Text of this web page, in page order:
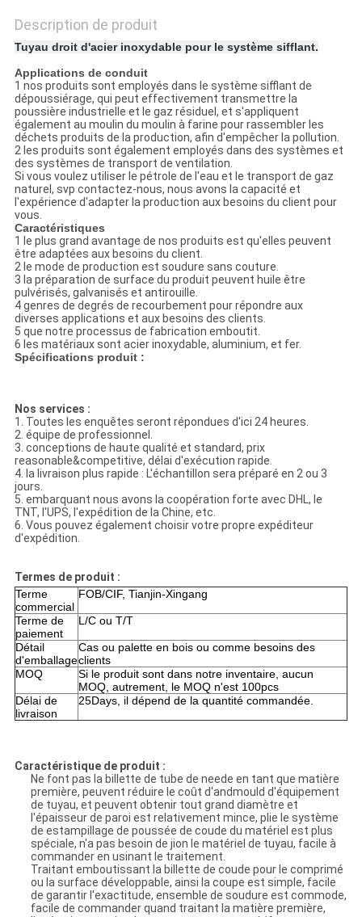
PRIVACY
POLICY
Description de produit
Tuyau droit d'acier inoxydable pour le système sifflant.
Applications de conduit
1 nos produits sont employés dans le système sifflant de
dépoussiérage, qui peut effectivement transmettre la
poussière industrielle et le gaz résiduel, et s'appliquent
également au moulin du moulin à farine pour rassembler les
déchets produits de la production, afin d'empêcher la pollution.
2 les produits sont également employés dans des systèmes et
des systèmes de transport de ventilation.
Si vous voulez utiliser le pétrole de l'eau et le transport de gaz
naturel, svp contactez-nous, nous avons la capacité et
l'expérience d'adapter la production aux besoins du client pour
vous.
Caractéristiques
1 le plus grand avantage de nos produits est qu'elles peuvent
être adaptées aux besoins du client.
2 le mode de production est soudure sans couture.
3 la préparation de surface du produit peuvent huile être
pulvérisés, galvanisés et antirouille.
4 genres de degrés de recourbement pour répondre aux
diverses applications et aux besoins des clients.
5 que notre processus de fabrication emboutit.
6 les matériaux sont acier inoxydable, aluminium, et fer.
Spécifications produit :
Nos services :
1. Toutes les enquêtes seront répondues d'ici 24 heures.
2. équipe de professionnel.
3. conceptions de haute qualité et standard, prix
reasonable&competitive, délai d'exécution rapide.
4. la livraison plus rapide : L'échantillon sera préparé en 2 ou 3
jours.
5. embarquant nous avons la coopération forte avec DHL, le
TNT, l'UPS, l'expédition de la Chine, etc.
6. Vous pouvez également choisir votre propre expéditeur
d'expédition.
Termes de produit :
Terme
commercial
FOB/CIF, Tianjin-Xingang
Terme de
paiement
L/C ou T/T
Détail
d'emballage
Cas ou palette en bois ou comme besoins des
clients
MOQ
Si le produit sont dans notre inventaire, aucun
MOQ, autrement, le MOQ n'est 100pcs
Délai de
livraison
25Days, il dépend de la quantité commandée.
Caractéristique de produit :
Ne font pas la billette de tube de neede en tant que matière
première, peuvent réduire le coût d'andmould d'équipement
de tuyau, et peuvent obtenir tout grand diamètre et
l'épaisseur de paroi est relativement mince, plie le système
de estampillage de poussée de coude du matériel est plus
spéciale, n'a pas besoin de jion le matériel de tuyau, facile à
commander en usinant le traitement.
Traitant emboutissant la billette de coude pour le comprimé
ou la surface développable, ainsi la coupe est simple, facile
de garantir l'exactitude, ensemble de soudure est commode,
facile de commander quand traitant la matière première,